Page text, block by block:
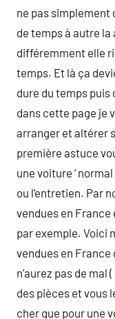
ne pas simplement
de temps à autre la
différemment elle
temps. Et là ça
dure du temps puis
dans cette page je
arranger et altérer
première astuce
une voiture ‘
ou l’entretien. Par
vendues en France
par exemple. Voici
vendues en France
n’aurez pas de
des pièces et vous
cher que pour une